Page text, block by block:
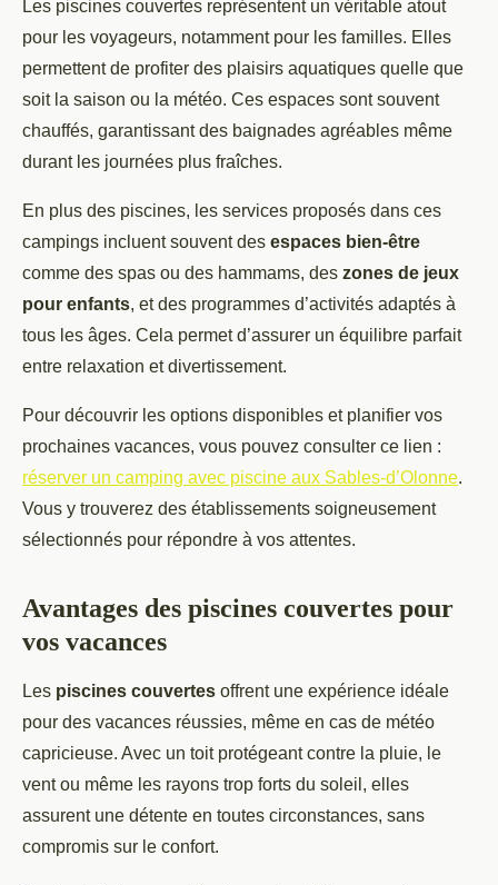
Les piscines couvertes représentent un véritable atout
pour les voyageurs, notamment pour les familles. Elles
permettent de profiter des plaisirs aquatiques quelle que
soit la saison ou la météo. Ces espaces sont souvent
chauffés, garantissant des baignades agréables même
durant les journées plus fraîches.
En plus des piscines, les services proposés dans ces
campings incluent souvent des espaces bien-être
comme des spas ou des hammams, des zones de jeux
pour enfants, et des programmes d’activités adaptés à
tous les âges. Cela permet d’assurer un équilibre parfait
entre relaxation et divertissement.
Pour découvrir les options disponibles et planifier vos
prochaines vacances, vous pouvez consulter ce lien :
réserver un camping avec piscine aux Sables-d’Olonne.
Vous y trouverez des établissements soigneusement
sélectionnés pour répondre à vos attentes.
Avantages des piscines couvertes pour
vos vacances
Les piscines couvertes offrent une expérience idéale
pour des vacances réussies, même en cas de météo
capricieuse. Avec un toit protégeant contre la pluie, le
vent ou même les rayons trop forts du soleil, elles
assurent une détente en toutes circonstances, sans
compromis sur le confort.